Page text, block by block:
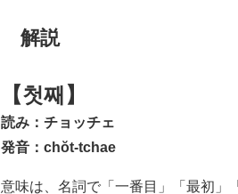
解説
【첫째】
読み：チョッチェ
発音：chŏt-tchae
意味は、名詞で「一番目」「最初」